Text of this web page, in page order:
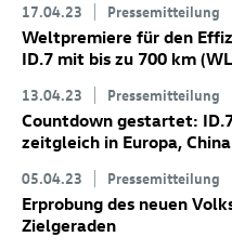
17.04.23 Pressemitteilung
Weltpremiere für den
ID.7 mit bis zu 700 km
13.04.23 Pressemitteilung
Countdown gestartet:
zeitgleich in Europa,
05.04.23 Pressemitteilung
Erprobung des neuen
Zielgeraden